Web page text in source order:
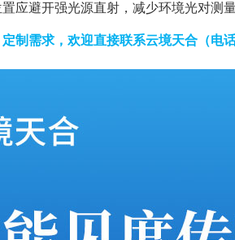
应避开强光源直射，减少环境光对测
制需求，欢迎直接联系云境天合 （电